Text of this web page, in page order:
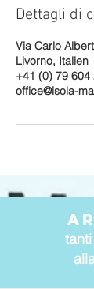
Dettagli di
Via Carlo
Livorno, Italien
+41 (0) 79 604
office@isola-